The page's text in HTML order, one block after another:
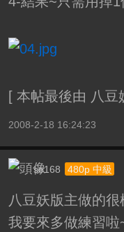
[本帖最後由 八豆
2008-2-18 16:24:23
so168 480p 中級
八豆妖版主做的
我要來多做練習啦